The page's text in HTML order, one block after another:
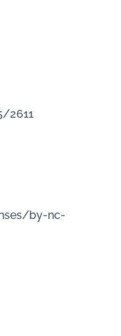
2611
by-nc-